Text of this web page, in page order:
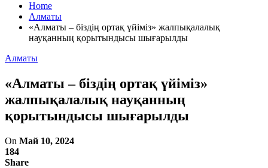
Home
Алматы
«Алматы – біздің ортақ үйіміз» жалпықалалық
науқанның қорытындысы шығарылды
Алматы
«Алматы – біздің ортақ үйіміз»
жалпықалалық науқанның
қорытындысы шығарылды
On Май 10, 2024
184
Share